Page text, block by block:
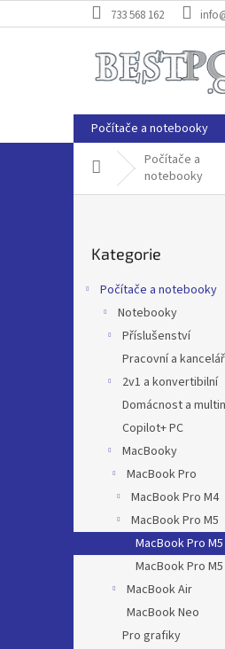
na
733 568 162
Počítače a notebooky
Domů Počítače a
notebooky
kategorie
Kategorie
Počítače a notebooky
Notebooky
Příslušenství
Pracovní a
2v1 a konvertibilní
Domácnost a
Copilot+ PC
MacBooky
MacBook Pro
MacBook Pro M4
MacBook Pro M5
MacBook Pro
MacBook Pro
MacBook Air
MacBook Neo
Pro grafiky